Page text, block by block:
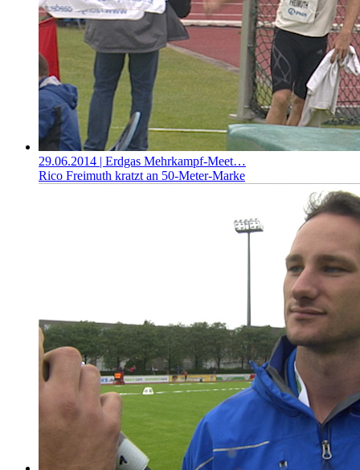
29.06.2014 | Erdgas Mehrkampf-Meet…
Rico Freimuth kratzt an 50-Meter-Marke